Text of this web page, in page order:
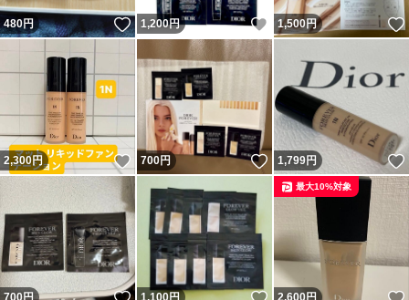
480円 いいね！
1,200円 いいね！
1,500円
2,300円 いいね！
700円 いいね！
1,799円
最大10%対象